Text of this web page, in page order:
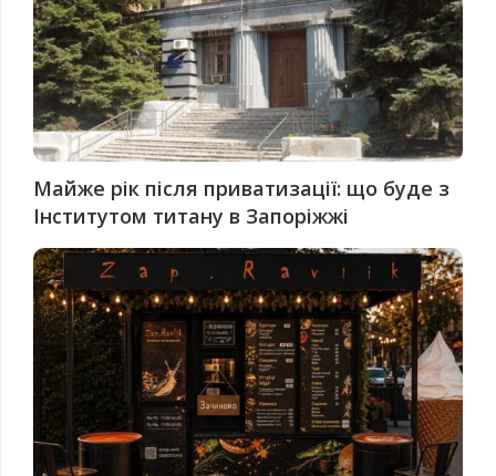
Майже рік після приватизації: що буде з
Інститутом титану в Запоріжжі